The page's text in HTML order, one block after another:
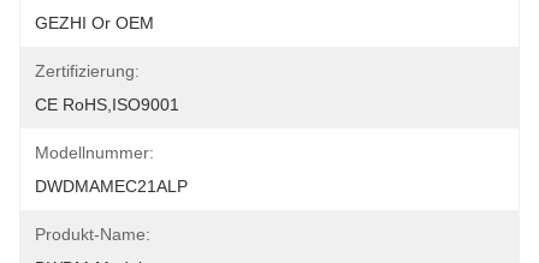
GEZHI Or OEM
Zertifizierung:
CE RoHS,ISO9001
Modellnummer:
DWDMAMEC21ALP
Produkt-Name: